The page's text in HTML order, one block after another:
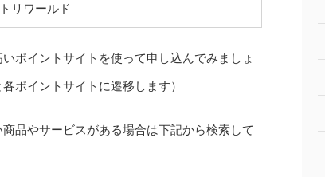
リワールド
ポイントサイトを使って申し込んでみましょ
ポイントサイトに遷移します）
品やサービスがある場合は下記から検索して